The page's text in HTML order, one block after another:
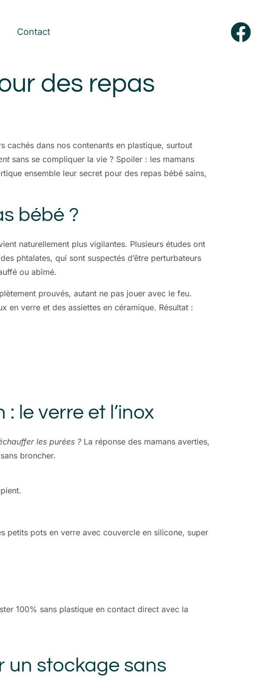
Contact
des repas
cachés dans nos contenants en plastique, surtout
sans se compliquer la vie ? Spoiler : les mamans
ensemble leur secret pour des repas bébé sains,
bébé ?
naturellement plus vigilantes. Plusieurs études ont
phtalates, qui sont suspectés d’être perturbateurs
ou abîmé.
prouvés, autant ne pas jouer avec le feu.
en verre et des assiettes en céramique. Résultat :
le verre et l’inox
les purées ? La réponse des mamans averties,
broncher.
petits pots en verre avec couvercle en silicone, super
100% sans plastique en contact direct avec la
un stockage sans